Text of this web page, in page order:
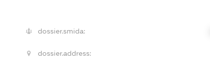
dossier.smida:
dossier.address: